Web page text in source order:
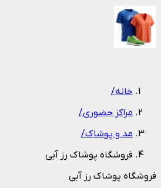
خانه/
مراکز حضوری/
مد و پوشاک/
فروشگاه پوشاک رز آبي
فروشگاه پوشاک رز آبي